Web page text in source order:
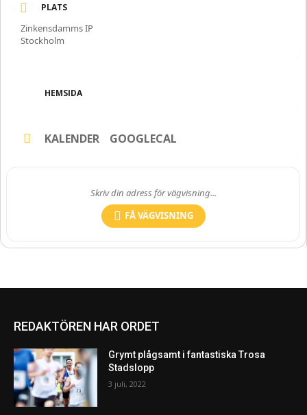
PLATS
Zinkensdamms IP
Stockholm
HEMSIDA
KALENDER GOOGLECAL
FÅ VÄGVISNING
REDAKTÖREN HAR ORDET
Grymt plågsamt i fantastiska Trosa
Stadslopp
3 juli, 2022